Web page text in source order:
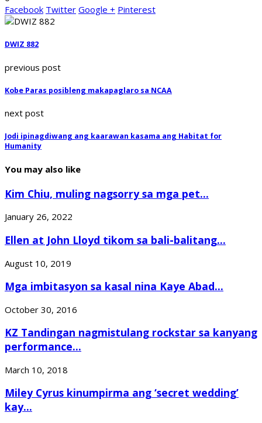
Facebook Twitter Google + Pinterest
DWIZ 882
previous post
Kobe Paras posibleng makapaglaro sa NCAA
next post
Jodi ipinagdiwang ang kaarawan kasama ang Habitat for
Humanity
You may also like
Kim Chiu, muling nagsorry sa mga pet...
January 26, 2022
Ellen at John Lloyd tikom sa bali-balitang...
August 10, 2019
Mga imbitasyon sa kasal nina Kaye Abad...
October 30, 2016
KZ Tandingan nagmistulang rockstar sa kanyang
performance...
March 10, 2018
Miley Cyrus kinumpirma ang ‘secret wedding’
kay...